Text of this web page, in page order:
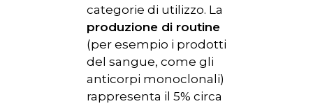
categorie di utilizzo. La
produzione di routine
(per esempio i prodotti
del sangue, come gli
anticorpi monoclonali)
rappresenta il 5% circa